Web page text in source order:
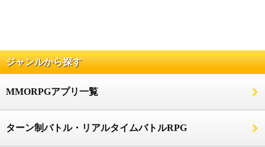
ジャンルから探す
MMORPGアプリ一覧
ターン制バトル・リアルタイムバトルRPG